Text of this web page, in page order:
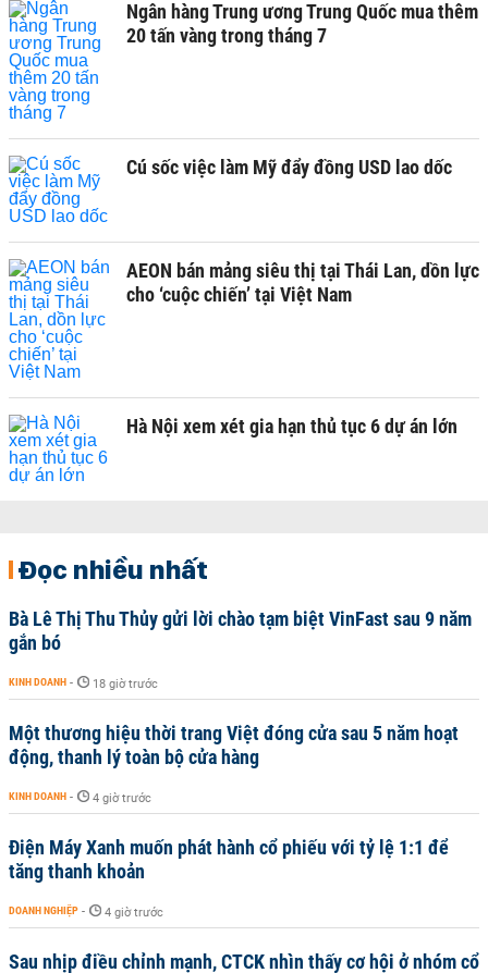
Ngân hàng Trung ương Trung Quốc mua thêm
20 tấn vàng trong tháng 7
Cú sốc việc làm Mỹ đẩy đồng USD lao dốc
AEON bán mảng siêu thị tại Thái Lan, dồn lực
cho ‘cuộc chiến’ tại Việt Nam
Hà Nội xem xét gia hạn thủ tục 6 dự án lớn
Đọc nhiều nhất
Bà Lê Thị Thu Thủy gửi lời chào tạm biệt VinFast sau 9 năm
gắn bó
KINH DOANH - 18 giờ trước
Một thương hiệu thời trang Việt đóng cửa sau 5 năm hoạt
động, thanh lý toàn bộ cửa hàng
KINH DOANH - 4 giờ trước
Điện Máy Xanh muốn phát hành cổ phiếu với tỷ lệ 1:1 để
tăng thanh khoản
DOANH NGHIỆP - 4 giờ trước
Sau nhịp điều chỉnh mạnh, CTCK nhìn thấy cơ hội ở nhóm cổ